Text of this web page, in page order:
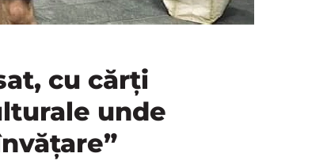
cu cărți
unde